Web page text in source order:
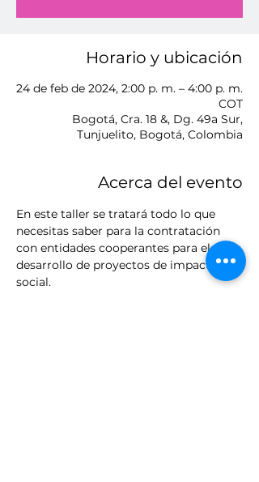
Horario y ubicación
24 de feb de 2024, 2:00 p. m. – 4:00 p. m.
COT
Bogotá, Cra. 18 &, Dg. 49a Sur,
Tunjuelito, Bogotá, Colombia
Acerca del evento
En este taller se tratará todo lo que
necesitas saber para la contratación
con entidades cooperantes para el
desarrollo de proyectos de impacto
social.